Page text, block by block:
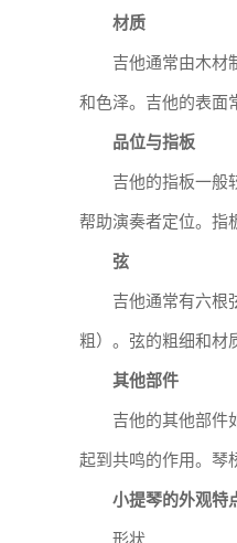
材质
吉他通常由木材
和色泽。吉他的表面
品位与指板
吉他的指板一般
帮助演奏者定位。指
弦
吉他通常有六根
粗）。弦的粗细和材
其他部件
吉他的其他部件
起到共鸣的作用。琴
小提琴的外观特